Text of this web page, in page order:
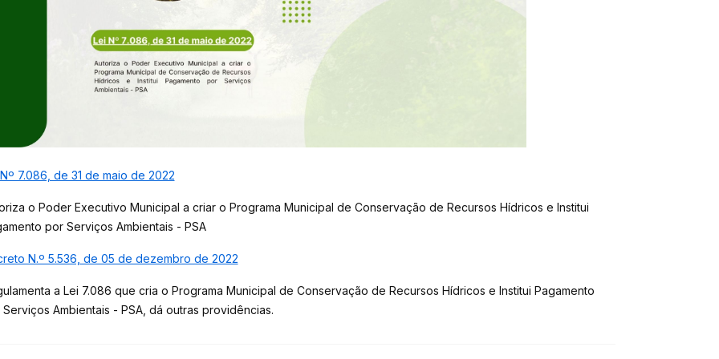
7.086, de 31 de maio de 2022
o Poder Executivo Municipal a criar o Programa Municipal de Conservação de Recursos Hídricos e Institui
por Serviços Ambientais - PSA
N.º 5.536, de 05 de dezembro de 2022
a Lei 7.086 que cria o Programa Municipal de Conservação de Recursos Hídricos e Institui Pagamento
Ambientais - PSA, dá outras providências.